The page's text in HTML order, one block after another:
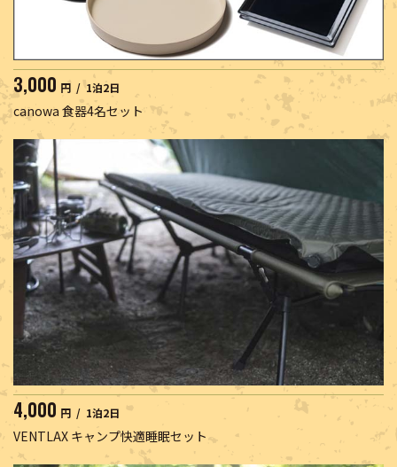
3,000 円 / 1泊2日
canowa 食器4名セット
4,000 円 / 1泊2日
VENTLAX キャンプ快適睡眠セット